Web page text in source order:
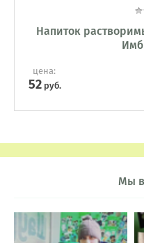
Напиток
цена:
52 руб.
Мы в